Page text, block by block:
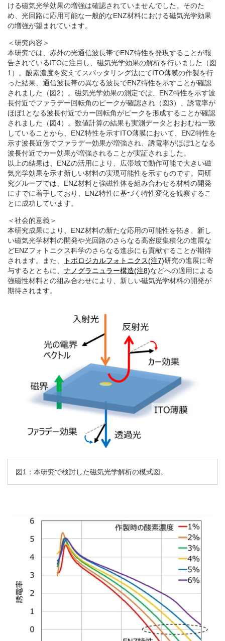
ける磁気光学効果の増強は確認されていませんでした。そのた
め、光回路に応用可能な一般的なENZ材料における磁気光学効果
の増強が望まれています。
＜研究内容＞
本研究では、赤外の光通信波長帯でENZ特性を発現することが報
告されているITOに注目し、磁気光学効果の解析を行いました（図
1）。酸素濃度を変えてスパッタリング法にてITO薄膜の作製を行
った結果、通信波長帯の異なる波長でENZ特性を示すことが確認
されました（図2）。磁気光学効果の測定では、ENZ特性を示す波
長付近でファラデー回転角のピークが確認され（図3）、誘電率が
ほぼ1となる波長付近でカー回転角がピークを形成することが確認
されました（図4）。数値計算の結果も実測データとおおむね一致
していることから、ENZ特性を示すITO薄膜において、ENZ特性を
示す波長近傍でファラデー効果が増強され、誘電率がほぼ1となる
波長付近でカー効果が増強されることが実証されました。
以上の結果は、ENZの活用により、広帯域で動作可能で大きい磁
気光学効果を示す新しい材料の実現可能性を示すものです。同研
究グループでは、ENZ材料と強磁性体を組み合わせる材料の開発
にすでに着手しており、ENZ特性に基づく特性変化を観察するこ
とに成功しています。
＜社会的意義＞
本研究成果により、ENZ材料の新たな応用の可能性を拓き、新し
い磁気光学材料の開発や光回路のさらなる高密度集積化の進展な
どENZフォトニクス科学のさらなる進歩にも貢献することが期待
されます。また、
トポロジカルフォトニクス(注7)研究の進展に寄
与するとともに、 ナノグラニュラー構造(注8)などへの適用による
強磁性材料との組み合わせにより、新しい磁気光学材料の開発が
期待されます。
図1：本研究で検討した磁気光学解析の模式図。